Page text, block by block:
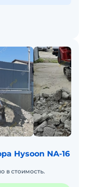
Hysoon NA-16
в стоимость.